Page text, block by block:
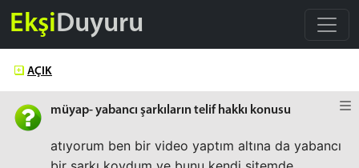
EkşiDuyuru
AÇIK
müyap- yabancı şarkıların telif hakkı konusu
atıyorum ben bir video yaptım altına da yabancı